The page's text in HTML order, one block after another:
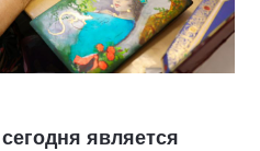
является